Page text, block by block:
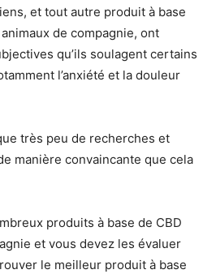
et tout autre produit à base
de compagnie, ont
qu’ils soulagent certains
l’anxiété et la douleur
très peu de recherches et
manière convaincante que cela
produits à base de CBD
et vous devez les évaluer
le meilleur produit à base